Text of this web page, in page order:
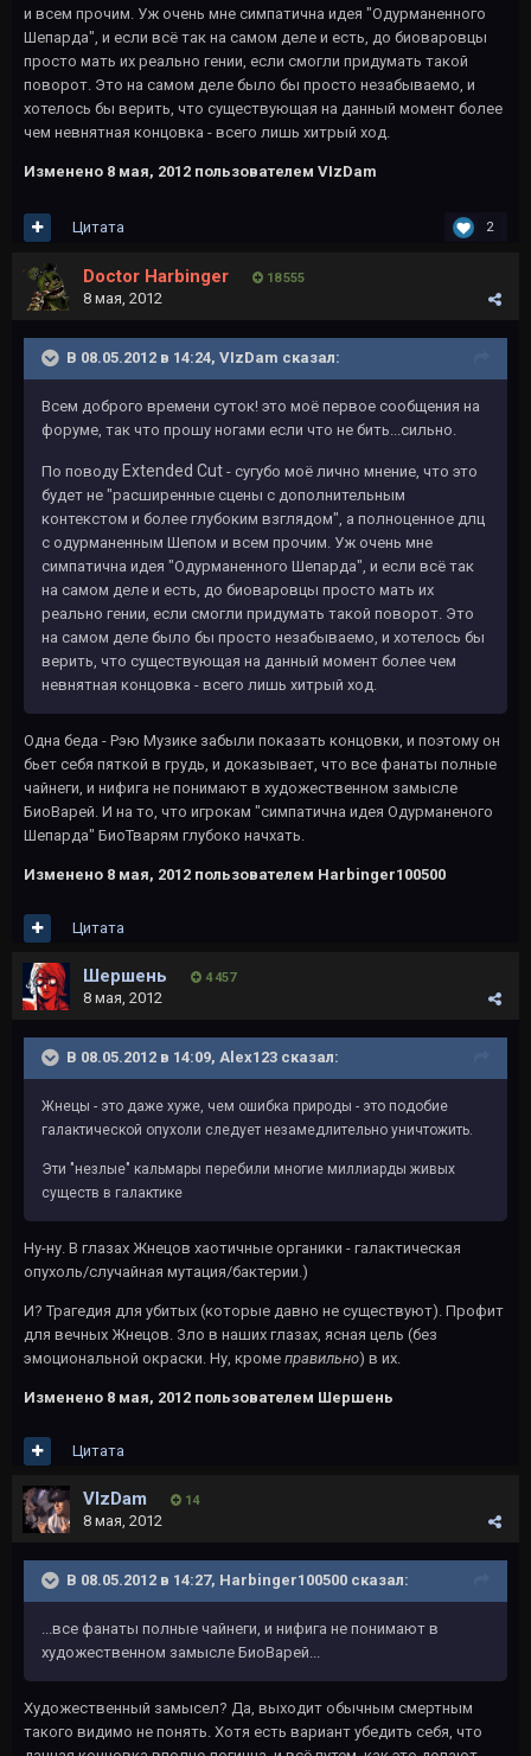
и всем прочим. Уж очень мне симпатична идея "Одурманенного
Шепарда", и если всё так на самом деле и есть, до биоваровцы
просто мать их реально гении, если смогли придумать такой
поворот. Это на самом деле было бы просто незабываемо, и
хотелось бы верить, что существующая на данный момент более
чем невнятная концовка - всего лишь хитрый ход.
Изменено 8 мая, 2012 пользователем VIzDam
2
Цитата
Doctor Harbinger 18 555
8 мая, 2012
В 08.05.2012 в 14:24, VIzDam сказал:
Всем доброго времени суток! это моё первое сообщения на
форуме, так что прошу ногами если что не бить...сильно.
По поводу Extended Cut - сугубо моё лично мнение, что это
будет не "расширенные сцены с дополнительным
контекстом и более глубоким взглядом", а полноценное длц
с одурманенным Шепом и всем прочим. Уж очень мне
симпатична идея "Одурманенного Шепарда", и если всё так
на самом деле и есть, до биоваровцы просто мать их
реально гении, если смогли придумать такой поворот. Это
на самом деле было бы просто незабываемо, и хотелось бы
верить, что существующая на данный момент более чем
невнятная концовка - всего лишь хитрый ход.
Одна беда - Рэю Музике забыли показать концовки, и поэтому он
бьет себя пяткой в грудь, и доказывает, что все фанаты полные
чайнеги, и нифига не понимают в художественном замысле
БиоВарей. И на то, что игрокам "симпатична идея Одурманеного
Шепарда" БиоТварям глубоко начхать.
Изменено 8 мая, 2012 пользователем Harbinger100500
Цитата
Шершень 4 457
8 мая, 2012
В 08.05.2012 в 14:09, Alex123 сказал:
Жнецы - это даже хуже, чем ошибка природы - это подобие
галактической опухоли следует незамедлительно уничтожить.
Эти "незлые" кальмары перебили многие миллиарды живых
существ в галактике
Ну-ну. В глазах Жнецов хаотичные органики - галактическая
опухоль/случайная мутация/бактерии.)
И? Трагедия для убитых (которые давно не существуют). Профит
для вечных Жнецов. Зло в наших глазах, ясная цель (без
эмоциональной окраски. Ну, кроме правильно) в их.
Изменено 8 мая, 2012 пользователем Шершень
Цитата
VIzDam 14
8 мая, 2012
В 08.05.2012 в 14:27, Harbinger100500 сказал:
...все фанаты полные чайнеги, и нифига не понимают в
художественном замысле БиоВарей...
Художественный замысел? Да, выходит обычным смертным
такого видимо не понять. Хотя есть вариант убедить себя, что